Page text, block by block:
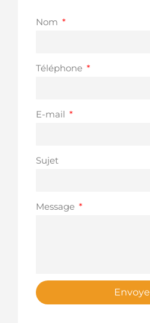
Nom
Téléphone
E-mail
Sujet
Message